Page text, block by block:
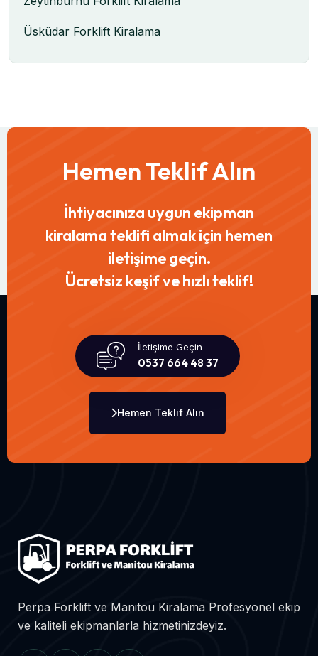
Üsküdar Forklift Kiralama
Hemen Teklif Alın
İhtiyacınıza uygun ekipman
kiralama teklifi almak için hemen
iletişime geçin.
Ücretsiz keşif ve hızlı teklif!
0537 664 48 37
İletişime Geçin
Hemen Teklif Alın
Perpa Forklift ve Manitou Kiralama Profesyonel ekip
ve kaliteli ekipmanlarla hizmetinizdeyiz.